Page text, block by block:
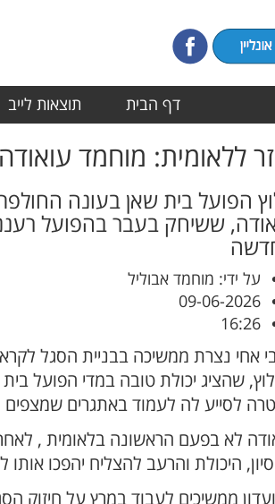
דף הבית תוצאות לייב
ללאומית: מוחמד
הפועל בית שאן בעונה
ששיחק בעבר בהפועל
על ידי: מוחמד אבוליל
09-06-2026
16:26
אחי נצרת ממשיכה בבניית הסגל
שהציג יכולת טובה במדי הפועל
לסייע לה לעמוד באתגרים שמצפים
לא בפעם הראשונה בלאומית ,
היכולת והרעב להצליח יהפכו
ממשיכים לעבוד במרץ על חיזוק